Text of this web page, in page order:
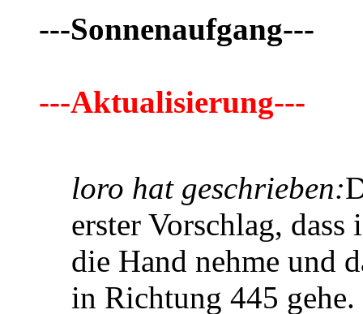
---Sonnenaufgang---
---Aktualisierung---
loro hat geschrieben:
erster Vorschlag, dass
die Hand nehme und
in Richtung 445 gehe.